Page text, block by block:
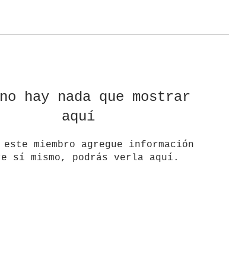
hay nada que mostrar
aquí
este miembro agregue información
sí mismo, podrás verla aquí.